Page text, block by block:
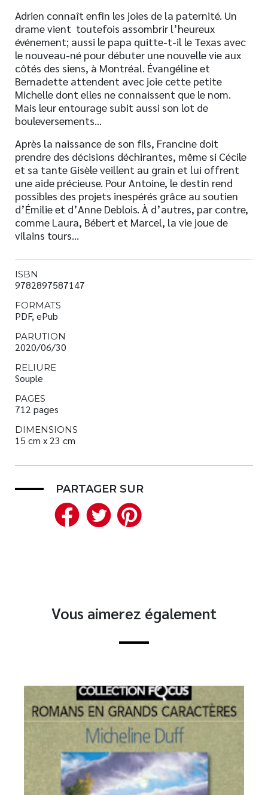
Adrien connaît enfin les joies de la paternité. Un
drame vient toutefois assombrir l’heureux
événement; aussi le papa quitte-t-il le Texas avec
le nouveau-né pour débuter une nouvelle vie aux
côtés des siens, à Montréal. Évangéline et
Bernadette attendent avec joie cette petite
Michelle dont elles ne connaissent que le nom.
Mais leur entourage subit aussi son lot de
bouleversements…
Après la naissance de son fils, Francine doit
prendre des décisions déchirantes, même si Cécile
et sa tante Gisèle veillent au grain et lui offrent
une aide précieuse. Pour Antoine, le destin rend
possibles des projets inespérés grâce au soutien
d’Émilie et d’Anne Deblois. À d’autres, par contre,
comme Laura, Bébert et Marcel, la vie joue de
vilains tours…
ISBN
9782897587147
FORMATS
PDF, ePub
PARUTION
2020/06/30
RELIURE
Souple
PAGES
712 pages
DIMENSIONS
15 cm x 23 cm
PARTAGER SUR
Facebook
Twitter
Vous aimerez également